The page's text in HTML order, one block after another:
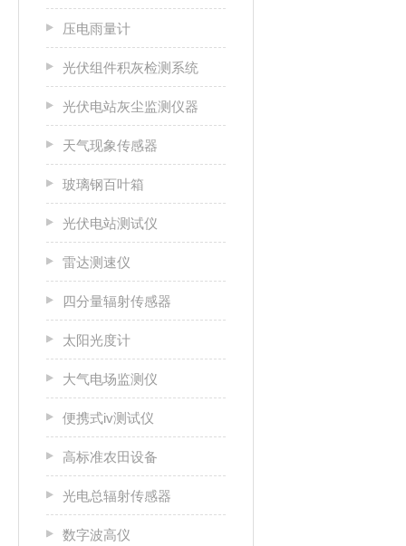
压电雨量计
光伏组件积灰检测系统
光伏电站灰尘监测仪器
天气现象传感器
玻璃钢百叶箱
光伏电站测试仪
雷达测速仪
四分量辐射传感器
太阳光度计
大气电场监测仪
便携式iv测试仪
高标准农田设备
光电总辐射传感器
数字波高仪